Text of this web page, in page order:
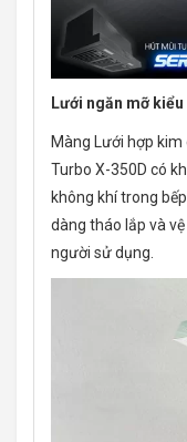
Lưới ngăn mỡ kiểu
Màng Lưới hợp
Turbo X-350D có
không khí trong
dàng tháo lắp và
người sử dụng.